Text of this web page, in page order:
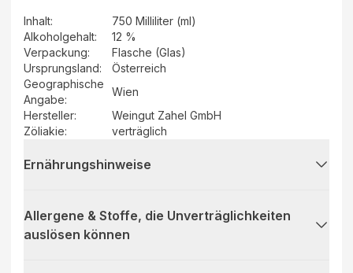
Inhalt:
750 Milliliter (ml)
Alkoholgehalt:
12 %
Verpackung:
Flasche (Glas)
Ursprungsland:
Österreich
Geographische
Angabe:
Wien
Hersteller:
Weingut Zahel GmbH
Zöliakie:
verträglich
Ernährungshinweise
Allergene & Stoffe, die Unverträglichkeiten
auslösen können